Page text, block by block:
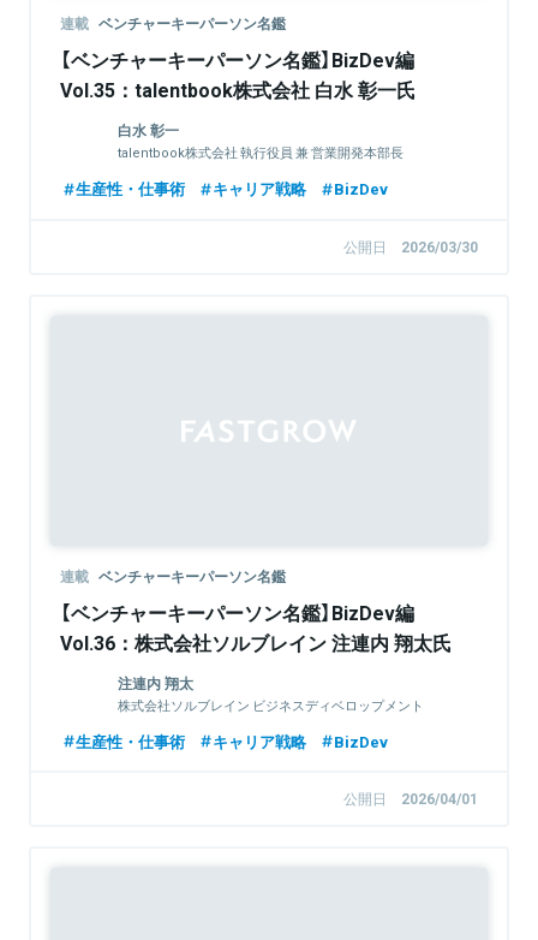
連載 ベンチャーキーパーソン名鑑
【ベンチャーキーパーソン名鑑】BizDev編
Vol.35：talentbook株式会社 白水 彰一氏
白水 彰一
talentbook株式会社 執行役員 兼 営業開発本部長
生産性・仕事術 キャリア戦略 BizDev
公開日 2026/03/30
連載 ベンチャーキーパーソン名鑑
【ベンチャーキーパーソン名鑑】BizDev編
Vol.36：株式会社ソルブレイン 注連内 翔太氏
注連内 翔太
株式会社ソルブレイン ビジネスディベロップメント
生産性・仕事術 キャリア戦略 BizDev
公開日 2026/04/01